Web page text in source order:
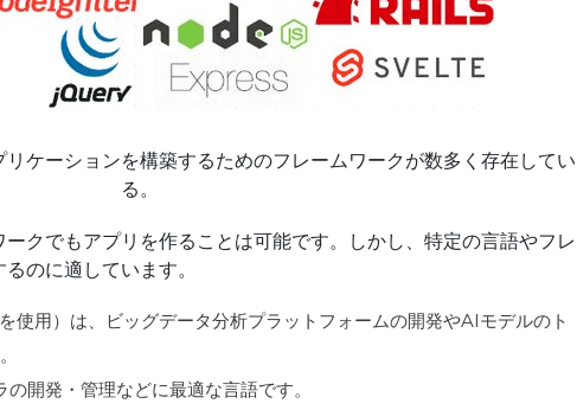
ケーションを構築するためのフレームワークが数多く存在してい
る。
クでもアプリを作ることは可能です。しかし、特定の言語やフレ
のに適しています。
用）は、ビッグデータ分析プラットフォームの開発やAIモデルのト
開発・管理などに最適な言語です。